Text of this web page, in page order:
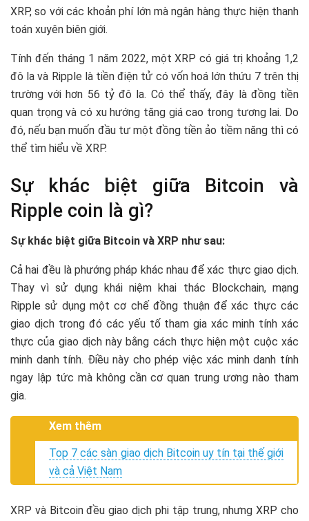
XRP, so với các khoản phí lớn mà ngân hàng thực hiện thanh
toán xuyên biên giới.
Tính đến tháng 1 năm 2022, một XRP có giá trị khoảng 1,2
đô la và Ripple là tiền điện tử có vốn hoá lớn thứu 7 trên thị
trường với hơn 56 tỷ đô la. Có thể thấy, đây là đồng tiền
quan trọng và có xu hướng tăng giá cao trong tương lai. Do
đó, nếu bạn muốn đầu tư một đồng tiền ảo tiềm năng thì có
thể tìm hiểu về XRP.
Sự khác biệt giữa Bitcoin và
Ripple coin là gì?
Sự khác biệt giữa Bitcoin và XRP như sau:
Cả hai đều là phướng pháp khác nhau để xác thực giao dịch.
Thay vì sử dụng khái niệm khai thác Blockchain, mạng
Ripple sử dụng một cơ chế đồng thuận để xác thực các
giao dịch trong đó các yếu tố tham gia xác minh tính xác
thực của giao dịch này bằng cách thực hiện một cuộc xác
minh danh tính. Điều này cho phép việc xác minh danh tính
ngay lập tức mà không cần cơ quan trung ương nào tham
gia.
Xem thêm
Top 7 các sàn giao dịch Bitcoin uy tín tại thế giới
và cả Việt Nam
XRP và Bitcoin đều giao dịch phi tập trung, nhưng XRP cho